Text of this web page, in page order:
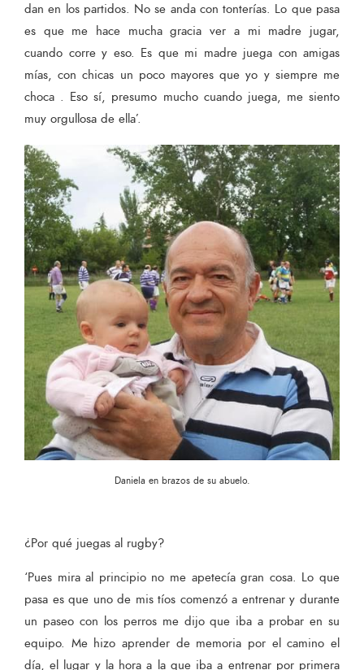
dan en los partidos. No se anda con tonterías. Lo que pasa
es que me hace mucha gracia ver a mi madre jugar,
cuando corre y eso. Es que mi madre juega con amigas
mías, con chicas un poco mayores que yo y siempre me
choca . Eso sí, presumo mucho cuando juega, me siento
muy orgullosa de ella’.
Daniela en brazos de su abuelo.
¿Por qué juegas al rugby?
‘Pues mira al principio no me apetecía gran cosa. Lo que
pasa es que uno de mis tíos comenzó a entrenar y durante
un paseo con los perros me dijo que iba a probar en su
equipo. Me hizo aprender de memoria por el camino el
día, el lugar y la hora a la que iba a entrenar por primera